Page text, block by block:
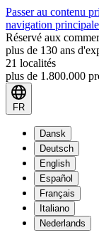
Passer au contenu
navigation principale
Réservé aux
plus de 130 ans
21 localités
plus de 1.800.000
FR
Dansk
Deutsch
English
Español
Français
Italiano
Nederlands